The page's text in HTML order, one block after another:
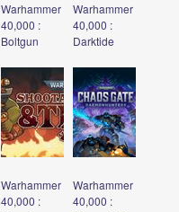
Warhammer
40,000 :
Boltgun
Warhammer
40,000 :
Darktide
Warhammer
40,000 :
Warhammer
40,000 :